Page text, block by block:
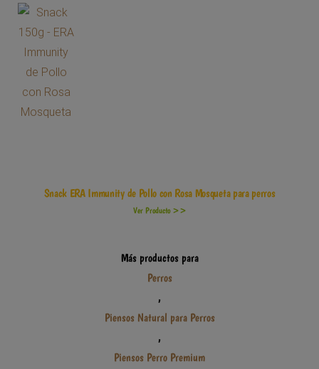
Snack ERA Immunity de Pollo con Rosa Mosqueta para perros
Ver Producto >>
Más productos para
Perros
,
Piensos Natural para Perros
,
Piensos Perro Premium